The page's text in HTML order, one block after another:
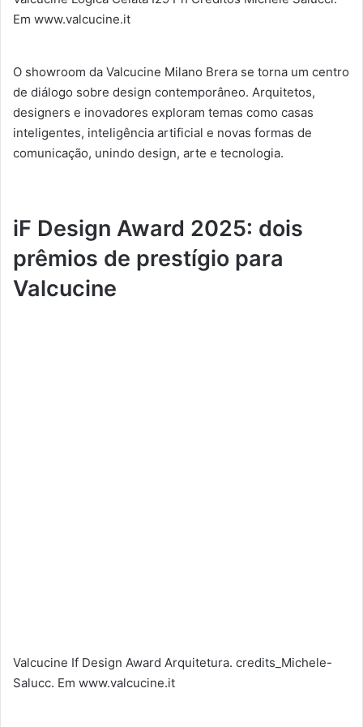
Em www.valcucine.it
O showroom da Valcucine Milano Brera se torna um centro
de diálogo sobre design contemporâneo. Arquitetos,
designers e inovadores exploram temas como casas
inteligentes, inteligência artificial e novas formas de
comunicação, unindo design, arte e tecnologia.
iF Design Award 2025: dois
prêmios de prestígio para
Valcucine
Valcucine If Design Award Arquitetura. credits_Michele-
Salucc. Em www.valcucine.it